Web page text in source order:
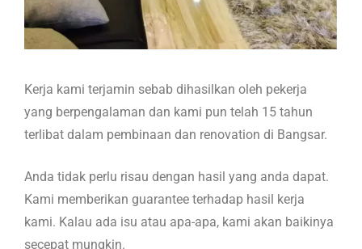
Kerja kami terjamin sebab dihasilkan oleh pekerja
yang berpengalaman dan kami pun telah 15 tahun
terlibat dalam pembinaan dan renovation di Bangsar.
Anda tidak perlu risau dengan hasil yang anda dapat.
Kami memberikan guarantee terhadap hasil kerja
kami. Kalau ada isu atau apa-apa, kami akan baikinya
secepat mungkin.